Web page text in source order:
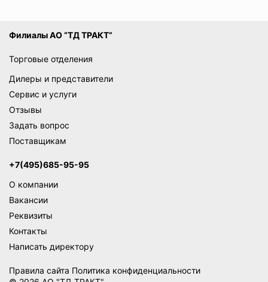
Филиалы АО “ТД ТРАКТ”
Торговые отделения
Дилеры и представители
Сервис и услуги
Отзывы
Задать вопрос
Поставщикам
+7(495)685-95-95
О компании
Вакансии
Реквизиты
Контакты
Написать директору
Правила сайта Политика конфиденциальности